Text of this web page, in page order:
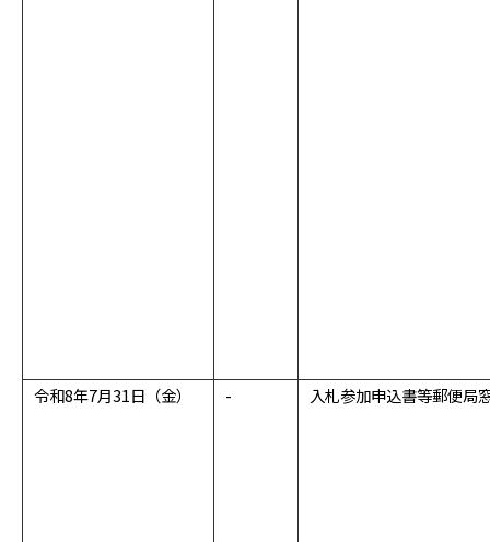
令和8年7月31日（金） - 入札参加申込書等郵便局